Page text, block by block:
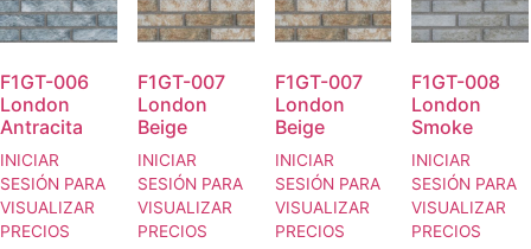
F1GT-006
London
Antracita
INICIAR
SESIÓN PARA
VISUALIZAR
PRECIOS
F1GT-007
London
Beige
INICIAR
SESIÓN PARA
VISUALIZAR
PRECIOS
F1GT-007
London
Beige
INICIAR
SESIÓN PARA
VISUALIZAR
PRECIOS
F1GT-008
London
Smoke
INICIAR
SESIÓN PARA
VISUALIZAR
PRECIOS